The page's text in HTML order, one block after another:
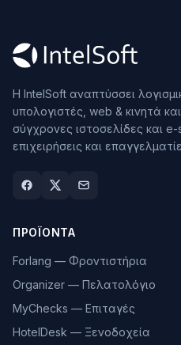
Η IntelSoft αναπτύσσει
υπολογιστές, web & κινητά
σύγχρονες ιστοσελίδες και e-
επιχειρήσεις και
ΠΡΟΪΌΝΤΑ
Forlang — Φροντιστήρια
Organizer — Πελατολόγιο
MyChecks — Επιταγές
HotelDesk — Ξενοδοχεία